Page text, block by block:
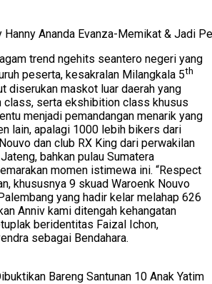
Hanny Ananda Evanza-Memikat & Jadi
trend ngehits seantero negeri yang
peserta, kesakralan Milangkala 5th
diserukan maskot luar daerah yang
class, serta ekshibition class khusus
menjadi pemandangan menarik yang
lain, apalagi 1000 lebih bikers dari
dan club RX King dari perwakilan
bahkan pulau Sumatera
momen istimewa ini. “Respect
khususnya 9 skuad Waroenk Nouvo
yang hadir kelar melahap 626
Anniv kami ditengah kehangatan
beridentitas Faizal Ichon,
sebagai Bendahara.
Bareng Santunan 10 Anak Yatim